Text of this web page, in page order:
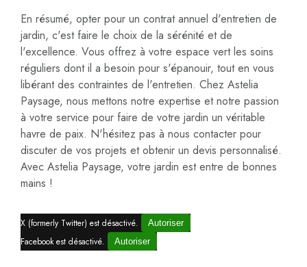
En résumé, opter pour un contrat annuel d'entretien de
jardin, c'est faire le choix de la sérénité et de
l'excellence. Vous offrez à votre espace vert les soins
réguliers dont il a besoin pour s'épanouir, tout en vous
libérant des contraintes de l'entretien. Chez Astelia
Paysage, nous mettons notre expertise et notre passion
à votre service pour faire de votre jardin un véritable
havre de paix. N'hésitez pas à nous contacter pour
discuter de vos projets et obtenir un devis personnalisé.
Avec Astelia Paysage, votre jardin est entre de bonnes
mains !
X (formerly Twitter) est désactivé. Autoriser
Facebook est désactivé. Autoriser